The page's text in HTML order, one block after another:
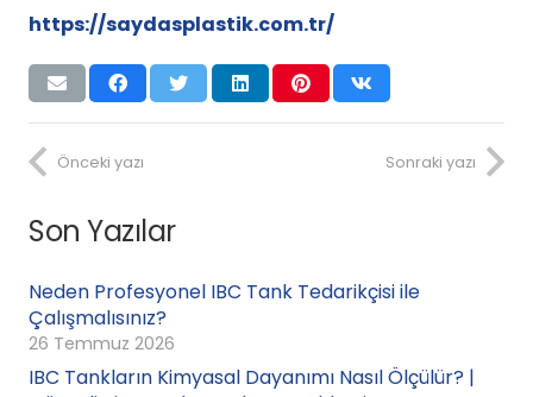
https://saydasplastik.com.tr/
Önceki yazı Sonraki yazı
Son Yazılar
Neden Profesyonel IBC Tank Tedarikçisi ile
Çalışmalısınız?
26 Temmuz 2026
IBC Tankların Kimyasal Dayanımı Nasıl Ölçülür? |